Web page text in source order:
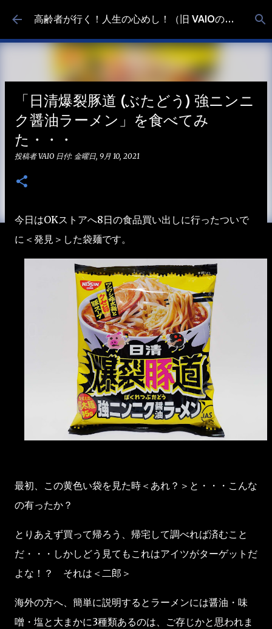
スキップしてメイン コンテンツに移動 高齢者が行く！人生の心めし！（旧 VAIOの食べ歩き）
「日清爆裂豚道 (ぶたどう) 強ニンニ
ク醤油ラーメン」を食べてみ
た・・・
投稿者VAIO 日付: 金曜日, 9月 10, 2021
今日はOKストアへ8日の食品買い出しに行ったついで
に＜発見＞した袋麺です。
最初、この黄色い袋を見た時＜あれ？＞と・・・こんな
の有ったか？
とりあえず買って帰ろう、帰宅して調べれば済むこと
だ・・・しかしどう見てもこれはアイツがターゲットだ
よな！？ それは＜二郎＞
海外の方へ、簡単に説明するとラーメンには醤油・味
噌・塩と大まかに3種類あるのは、ご存じかと思われま